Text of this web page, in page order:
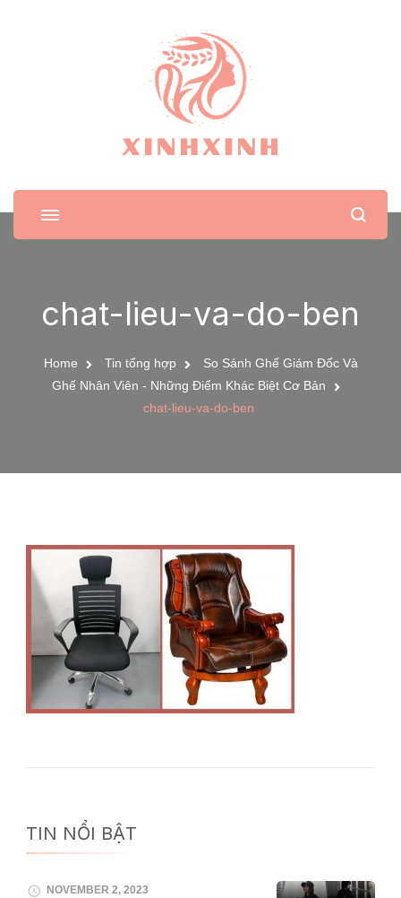
XinhXinh
Trang tin tức cho phái đẹp
chat-lieu-va-do-ben
Home Tin tổng hợp
So Sánh Ghế Giám Đốc Và
Ghế Nhân Viên - Những Điểm Khác Biệt Cơ Bản
chat-lieu-va-do-ben
TIN NỔI BẬT
NOVEMBER 2, 2023